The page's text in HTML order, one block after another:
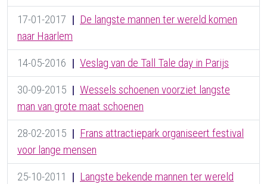
17-01-2017 | De langste mannen ter wereld komen
naar Haarlem
14-05-2016 | Veslag van de Tall Tale day in Parijs
30-09-2015 | Wessels schoenen voorziet langste
man van grote maat schoenen
28-02-2015 | Frans attractiepark organiseert festival
voor lange mensen
25-10-2011
| Langste bekende mannen ter wereld